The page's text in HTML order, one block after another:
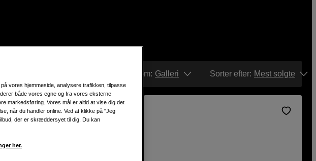
Vis som: Galleri Sorter efter: Mest solgte
vores hjemmeside, analysere trafikken, tilpasse
både vores egne og fra vores eksterne
markedsføring. Vores mål er altid at vise dig det
når du handler online. Ved at klikke på "Jeg
der er skræddersyet til dig. Du kan
her.